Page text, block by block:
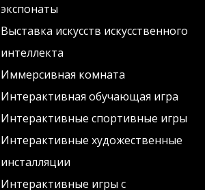
экспонаты
Выставка искусств искусственного
интеллекта
Иммерсивная комната
Интерактивная обучающая игра
Интерактивные спортивные игры
Интерактивные художественные
инсталляции
Интерактивные игры с